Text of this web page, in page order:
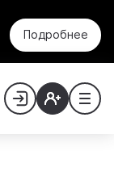
Подробнее